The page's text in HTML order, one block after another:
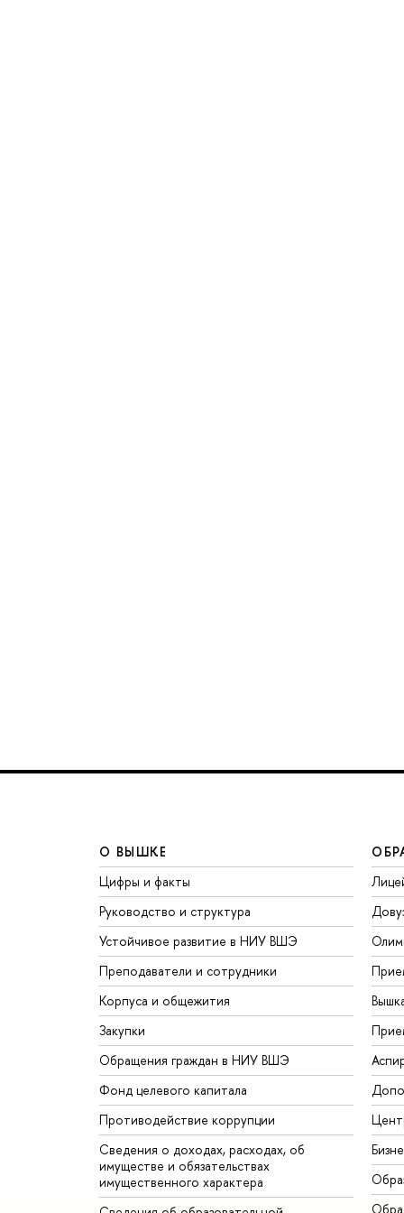
О ВЫШКЕ
Цифры и факты
Руководство и структура
Устойчивое развитие в НИУ ВШЭ
Преподаватели и сотрудники
Корпуса и общежития
Закупки
Обращения граждан в НИУ ВШЭ
Фонд целевого капитала
Противодействие коррупции
Сведения о доходах, расходах, об
имуществе и обязательствах
имущественного характера